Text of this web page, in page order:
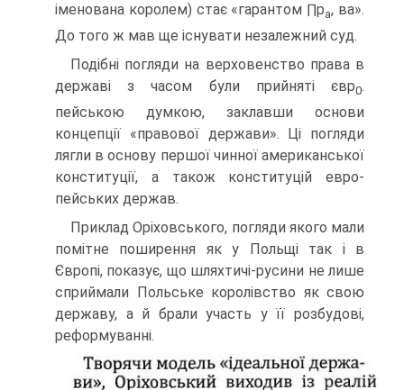
іменована королем) стає «гарантом ∏pa, ва».
До того ж мав ще існувати незалежний суд.
Подібні погляди на верховенство права в
державі з часом були прийняті євр0.
пейською думкою, заклавши основи
концепції «правової держави». Ці погляди
ля­гли в основу першої чинної американської
конституції, а також конституцій евро-
пейських держав.
Приклад Оріховського, погляди якого мали
помітне поширення як у Польщі так і в
Європі, показує, що шляхтичі-русини не лише
сприймали Польське королів­ство як свою
державу, а й брали участь у її розбудові,
реформуванні.